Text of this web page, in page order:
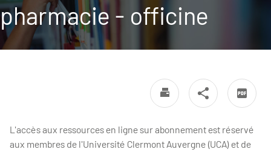
pharmacie - officine
L'accès aux ressources en ligne sur abonnement est réservé
aux membres de l'Université Clermont Auvergne (UCA) et de